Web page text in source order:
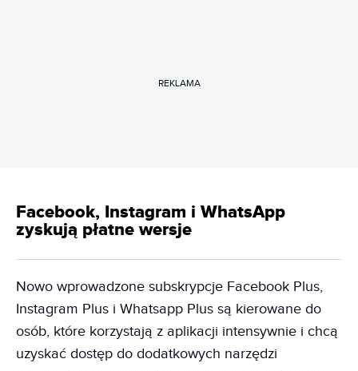
REKLAMA
Facebook, Instagram i WhatsApp
zyskują płatne wersje
Nowo wprowadzone subskrypcje Facebook Plus,
Instagram Plus i Whatsapp Plus są kierowane do
osób, które korzystają z aplikacji intensywnie i chcą
uzyskać dostęp do dodatkowych narzędzi